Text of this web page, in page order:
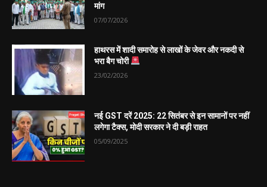
मांग
07/07/2026
हाथरस में शादी समारोह से लाखों के जेवर और नकदी से
भरा बैग चोरी
23/02/2026
नई GST दरें 2025: 22 सितंबर से इन सामानों पर नहीं
लगेगा टैक्स, मोदी सरकार ने दी बड़ी राहत
05/09/2025